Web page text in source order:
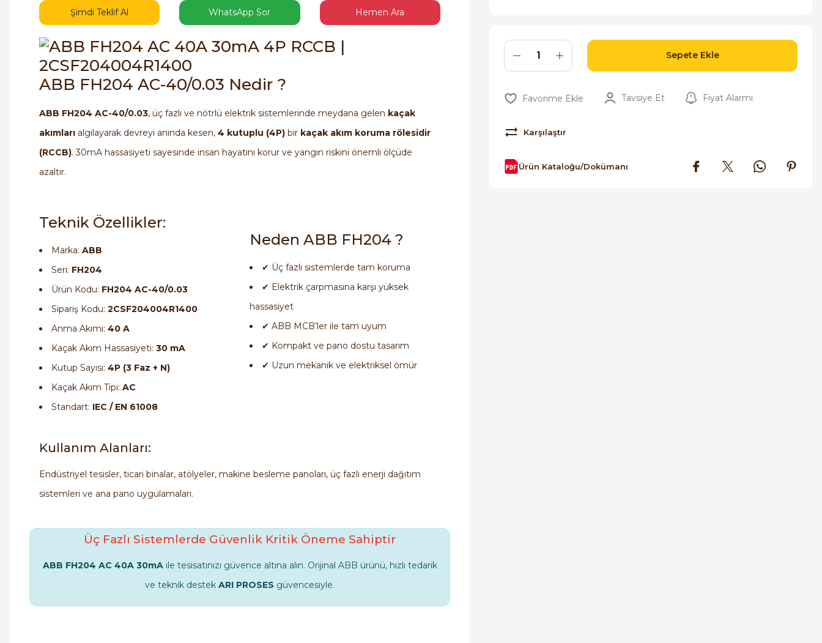
Şimdi Teklif Al WhatsApp Sor Hemen Ara
ABB FH204 AC-40/0.03 Nedir ?
ABB FH204 AC-40/0.03, üç fazlı ve nötrlü elektrik sistemlerinde meydana gelen kaçak
akımları algılayarak devreyi anında kesen, 4 kutuplu (4P) bir kaçak akım koruma rölesidir
(RCCB). 30mA hassasiyeti sayesinde insan hayatını korur ve yangın riskini önemli ölçüde
azaltır.
Teknik Özellikler:
Marka: ABB
Seri: FH204
Ürün Kodu: FH204 AC-40/0.03
Sipariş Kodu: 2CSF204004R1400
Anma Akımı: 40 A
Kaçak Akım Hassasiyeti: 30 mA
Kutup Sayısı: 4P (3 Faz + N)
Kaçak Akım Tipi: AC
Standart: IEC / EN 61008
Neden ABB FH204 ?
✔ Üç fazlı sistemlerde tam koruma
✔ Elektrik çarpmasına karşı yüksek
hassasiyet
✔ ABB MCB’ler ile tam uyum
✔ Kompakt ve pano dostu tasarım
✔ Uzun mekanik ve elektriksel ömür
Kullanım Alanları:
Endüstriyel tesisler, ticari binalar, atölyeler, makine besleme panoları, üç fazlı enerji dağıtım
sistemleri ve ana pano uygulamaları.
Üç Fazlı Sistemlerde Güvenlik Kritik Öneme Sahiptir
ABB FH204 AC 40A 30mAile tesisatınızı güvence altına alın. Orijinal ABB ürünü, hızlı tedarik
ve teknik destek ARI PROSES güvencesiyle.
Sepete Ekle
Tavsiye Et Fiyat Alarmı
Karşılaştır
Ürün Kataloğu/Dokümanı